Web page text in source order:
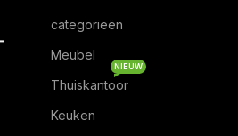
categorieën
Meubel
Thuiskantoor
NIEUW
Keuken